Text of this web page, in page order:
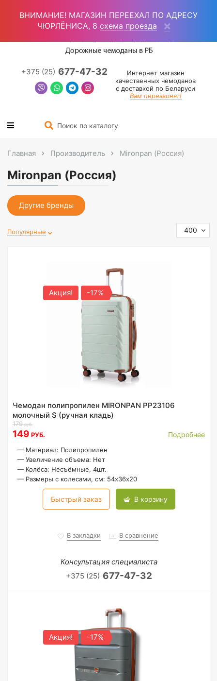
+375 (25) 677-47-32
Интернет магазин
качественных чемоданов
с доставкой по Беларуси
Вам перезвонят!
Главная Производитель Mironpan (Россия)
Mironpan (Россия)
Другие бренды
Популярные 400
Акция! -17%
Чемодан полипропилен MIRONPAN PP23106
молочный S (ручная кладь)
179руб.
149 РУБ. Подробнее
— Материал: Полипропилен
— Увеличение объема: Нет
— Колёса: Несъёмные, 4шт.
— Размеры с колесами, см: 54х36х20
Быстрый заказ В корзину
В закладки В сравнение
Консультация специалиста
+375 (25) 677-47-32
Акция! -17%
ВНИМАНИЕ! МАГАЗИН ПЕРЕЕХАЛ ПО АДРЕСУ
ЧЮРЛЁНИСА, 8 схема проезда